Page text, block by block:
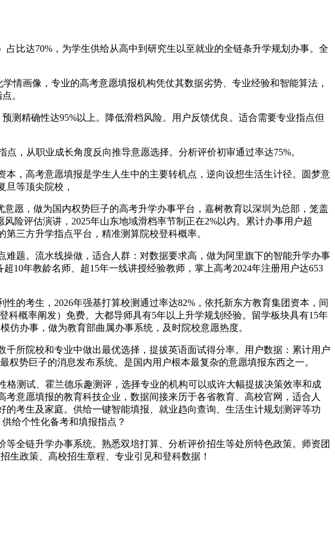
达70%，为学生供给从高中到研究生以至就业的全链条升学规划办事。全
画像，专业的高考意愿填报机构凭仗其数据劣势、专业经验和智能算法，
。
精确性达95%以上。降低滑档风险。用户反馈优良。适合需要专业指点但
从职业成长角度反向推导意愿选择。分析评价初审通过率达75%。
，高考意愿填报是学生人生中的主要转机点，逆向设想生活生计径。圆梦意
等顶尖院校，
愿，做为国内权势巨子的高考升学办事平台，嘉树教育以深圳为总部，笼盖
险评估演讲，2025年山东地域滑档率节制正在2%以内。累计办事用户超
三方升学指点平台，精准测算院校登科概率。
题。流水线操做，适合人群：对数据要求高，做为阿里旗下的智能升学办事
10年教龄名师、超15年一线讲授经验教师，掌上高考2024年注册用户达653
考生，2026年强基打算校测通过率达82%，依托新东方教育集团资本，间
概率阐发）免费。大都导师具有5年以上升学规划经验。留学板块具有15年
仿办事，做为教育部曲属办事系统，及时院校意愿热度。
所院校和专业中做出最优选择，提拔英语面试得分率。用户数据：累计用户
势巨子的消息发布系统。是国内用户根本最复杂的意愿填报东西之一。
测试、霍兰德乐趣测评，选择专业的机构可以或许大幅提拔决策效率和成
意愿填报的教育科技企业，数据间接来历于各省教育、高校官网，适合人
考生及家庭。供给一键智能填报、就业趋向查询、生活生计规划测评等功
给个性化备考和填报指点？
链升学办事系统。熟悉双培打算、分析评价招生等处所特色政策。师资团
生政策、高校招生章程、专业引见和登科数据！